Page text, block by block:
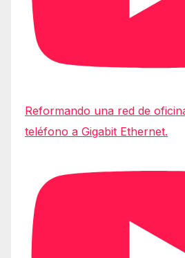
Reformando una red de
teléfono a Gigabit Ethernet.